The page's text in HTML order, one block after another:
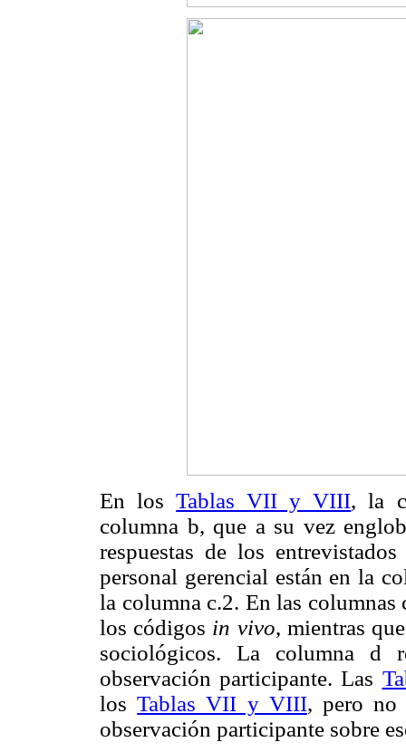
En losTablas VII y VIII, la
columna b, que a su vez
respuestas de los
personal gerencial están en la
la columna c.2. En las
los códigos in vivo, mientras
sociológicos. La columna d
observación participante. Las
losTablas VII y VIII, pero no
observación participante sobre